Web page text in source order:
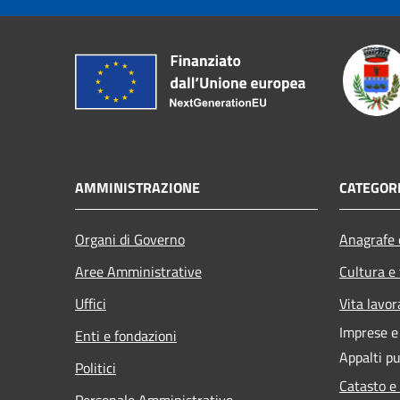
AMMINISTRAZIONE
Organi di Governo
Aree Amministrative
Uffici
Enti e fondazioni
Politici
Cultura
Vita
Imprese
Appalti
Catasto